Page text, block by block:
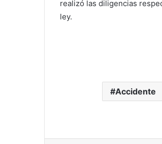
realizó las diligencias
ley.
Accidente